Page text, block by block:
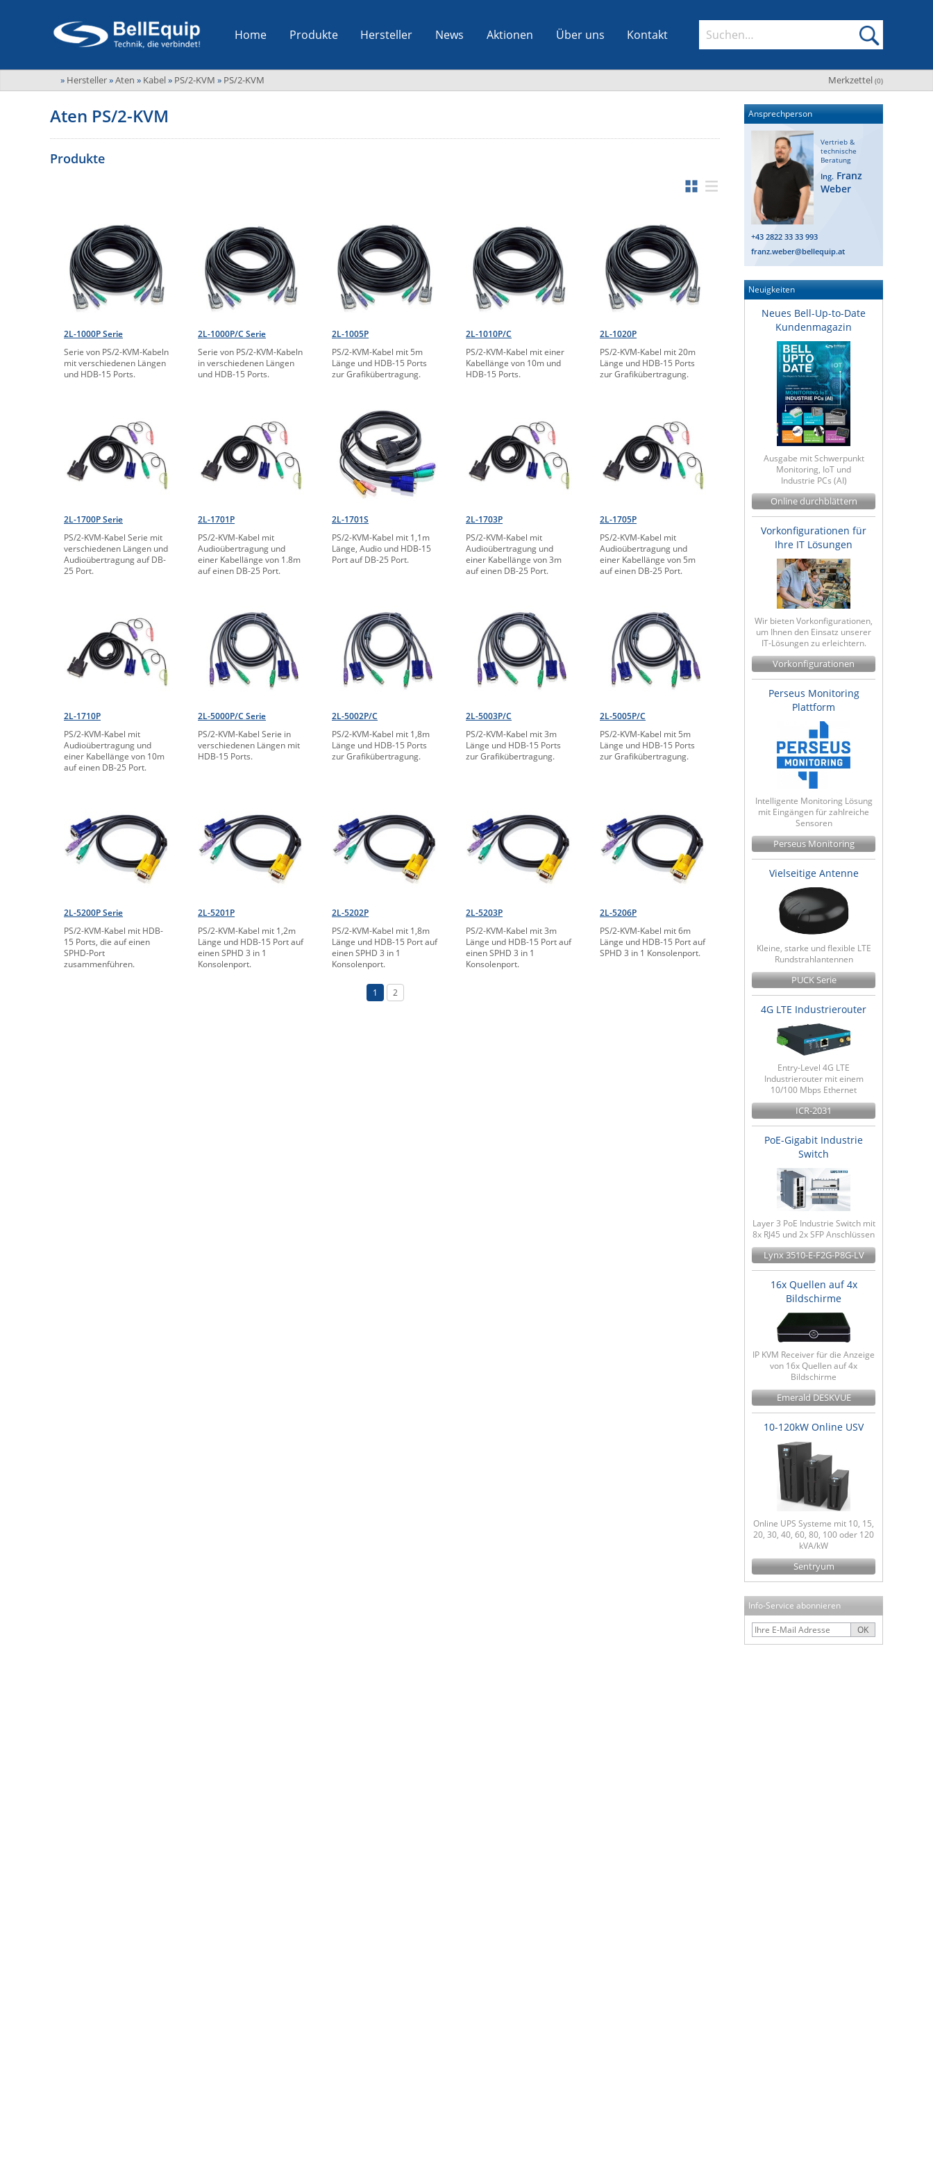
Home Produkte Hersteller News Aktionen Über uns Kontakt
Merkzettel (0)
» Hersteller»Aten » Kabel» PS/2-KVM » PS/2-KVM
Aten PS/2-KVM
Produkte
2L-1000P Serie
Serie von PS/2-KVM-Kabeln
mit verschiedenen Längen
und HDB-15 Ports.
2L-1000P/C Serie
Serie von PS/2-KVM-Kabeln
in verschiedenen Längen
und HDB-15 Ports.
2L-1005P
PS/2-KVM-Kabel mit 5m
Länge und HDB-15 Ports
zur Grafikübertragung.
2L-1010P/C
PS/2-KVM-Kabel mit einer
Kabellänge von 10m und
HDB-15 Ports.
2L-1020P
PS/2-KVM-Kabel mit 20m
Länge und HDB-15 Ports
zur Grafikübertragung.
2L-1700P Serie
PS/2-KVM-Kabel Serie mit
verschiedenen Längen und
Audioübertragung auf DB-
25 Port.
2L-1701P
PS/2-KVM-Kabel mit
Audioübertragung und
einer Kabellänge von 1.8m
auf einen DB-25 Port.
2L-1701S
PS/2-KVM-Kabel mit 1,1m
Länge, Audio und HDB-15
Port auf DB-25 Port.
2L-1703P
PS/2-KVM-Kabel mit
Audioübertragung und
einer Kabellänge von 3m
auf einen DB-25 Port.
2L-1705P
PS/2-KVM-Kabel mit
Audioübertragung und
einer Kabellänge von 5m
auf einen DB-25 Port.
2L-1710P
PS/2-KVM-Kabel mit
Audioübertragung und
einer Kabellänge von 10m
auf einen DB-25 Port.
2L-5000P/C Serie
PS/2-KVM-Kabel Serie in
verschiedenen Längen mit
HDB-15 Ports.
2L-5002P/C
PS/2-KVM-Kabel mit 1,8m
Länge und HDB-15 Ports
zur Grafikübertragung.
2L-5003P/C
PS/2-KVM-Kabel mit 3m
Länge und HDB-15 Ports
zur Grafikübertragung.
2L-5005P/C
PS/2-KVM-Kabel mit 5m
Länge und HDB-15 Ports
zur Grafikübertragung.
2L-5200P Serie
PS/2-KVM-Kabel mit HDB-
15 Ports, die auf einen
SPHD-Port
zusammenführen.
2L-5201P
PS/2-KVM-Kabel mit 1,2m
Länge und HDB-15 Port auf
einen SPHD 3 in 1
Konsolenport.
2L-5202P
PS/2-KVM-Kabel mit 1,8m
Länge und HDB-15 Port auf
einen SPHD 3 in 1
Konsolenport.
2L-5203P
PS/2-KVM-Kabel mit 3m
Länge und HDB-15 Port auf
einen SPHD 3 in 1
Konsolenport.
2L-5206P
PS/2-KVM-Kabel mit 6m
Länge und HDB-15 Port auf
SPHD 3 in 1 Konsolenport.
1 2
Ansprechperson
Vertrieb &
technische
Beratung
Ing. Franz
Weber
+43 2822 33 33 993
franz.weber@bellequip.at
Neuigkeiten
Neues Bell-Up-to-Date
Kundenmagazin
Ausgabe mit Schwerpunkt
Monitoring, IoT und
Industrie PCs (AI)
Online durchblättern
Vorkonfigurationen für
Ihre IT Lösungen
Wir bieten Vorkonfigurationen,
um Ihnen den Einsatz unserer
IT-Lösungen zu erleichtern.
Vorkonfigurationen
Perseus Monitoring
Plattform
Intelligente Monitoring Lösung
mit Eingängen für zahlreiche
Sensoren
Perseus Monitoring
Vielseitige Antenne
Kleine, starke und flexible LTE
Rundstrahlantennen
PUCK Serie
4G LTE Industrierouter
Entry-Level 4G LTE
Industrierouter mit einem
10/100 Mbps Ethernet
ICR-2031
PoE-Gigabit Industrie
Switch
Layer 3 PoE Industrie Switch mit
8x RJ45 und 2x SFP Anschlüssen
Lynx 3510-E-F2G-P8G-LV
16x Quellen auf 4x
Bildschirme
IP KVM Receiver für die Anzeige
von 16x Quellen auf 4x
Bildschirme
Emerald DESKVUE
10-120kW Online USV
Online UPS Systeme mit 10, 15,
20, 30, 40, 60, 80, 100 oder 120
kVA/kW
Sentryum
Info-Service abonnieren
OK